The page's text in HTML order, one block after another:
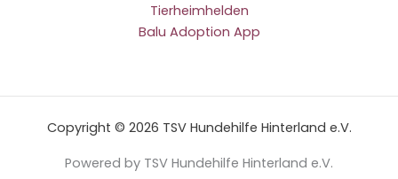
Tierheimhelden
Balu Adoption App
Copyright © 2026 TSV Hundehilfe Hinterland e.V.
Powered by TSV Hundehilfe Hinterland e.V.